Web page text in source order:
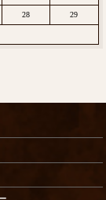
28 29